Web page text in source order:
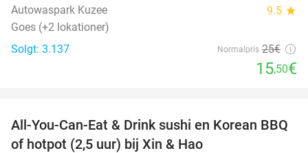
Autowaspark Kuzee 9.5 star
Goes (+2 lokationer)
Solgt: 3.137
Normalpris 25€
15,50€
26%
DAG
All-You-Can-Eat & Drink sushi en Korean BBQ
of hotpot (2,5 uur) bij Xin & Hao